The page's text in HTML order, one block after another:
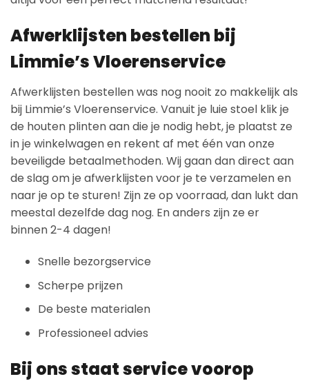
Afwerklijsten bestellen bij
Limmie’s Vloerenservice
Afwerklijsten bestellen was nog nooit zo makkelijk als
bij Limmie’s Vloerenservice. Vanuit je luie stoel klik je
de houten plinten aan die je nodig hebt, je plaatst ze
in je winkelwagen en rekent af met één van onze
beveiligde betaalmethoden. Wij gaan dan direct aan
de slag om je afwerklijsten voor je te verzamelen en
naar je op te sturen! Zijn ze op voorraad, dan lukt dan
meestal dezelfde dag nog. En anders zijn ze er
binnen 2-4 dagen!
Snelle bezorgservice
Scherpe prijzen
De beste materialen
Professioneel advies
Bij ons staat service voorop